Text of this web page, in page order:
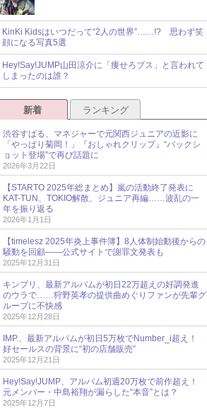
KinKi Kidsはいつだって“2人の世界”……!? 思わず笑
顔になる写真5選
Hey!Say!JUMP山田涼介に「痩せろブス」と言われて
しまったのは誰？
新着 ランキング
渋谷すばる、マネジャーで元関西ジュニアの近影に
「やっぱり菊岡！」『おしゃれクリップ』“バックシ
ョット登場”で再び話題に
2026年3月22日
【STARTO 2025年総まとめ】嵐の活動終了発表に
KAT-TUN、TOKIO解散、ジュニア再編……波乱の一
年を振り返る
2026年1月1日
【timelesz 2025年炎上事件簿】8人体制始動後からの
騒動を回顧――公式サイトで謝罪文発表も
2025年12月31日
キンプリ、最新アルバムが初日22万超えの好調発進
のウラで……狩野英孝の提供曲めぐりファンが先輩グ
ループに不快感
2025年12月28日
IMP.、最新アルバムが初日5万枚でNumber_i超え！
好セールスの背景に“初の店舗販売”
2025年12月21日
Hey!Say!JUMP、アルバム初週20万枚で前作超え！
元メンバー・中島裕翔が漏らした“本音”とは？
2025年12月7日